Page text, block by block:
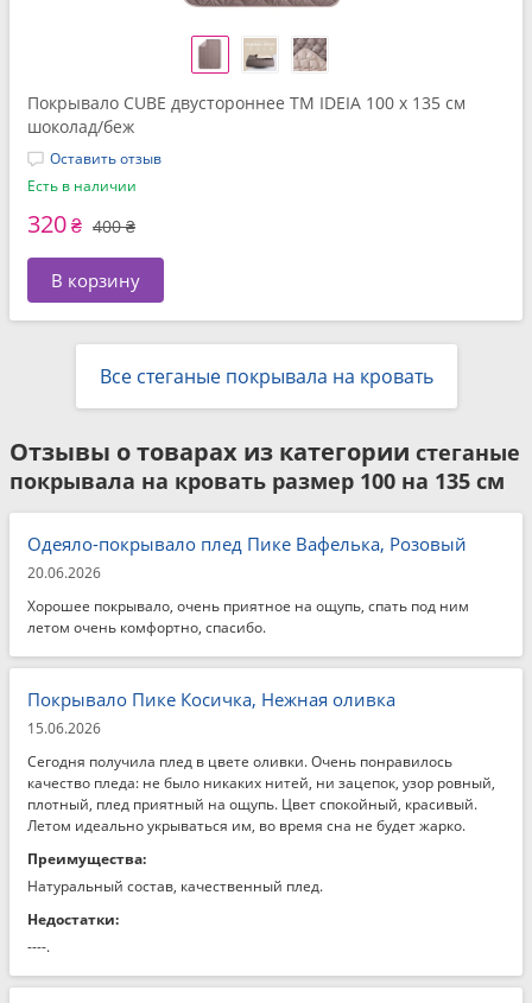
Покрывало CUBE двустороннее TM IDEIA 100 x 135 см
шоколад/беж
Оставить отзыв
Есть в наличии
320₴ 400 ₴
В корзину
Все стеганые покрывала на кровать
Отзывы о товарах из категории стеганые
покрывала на кровать размер 100 на 135 см
Одеяло-покрывало плед Пике Вафелька, Розовый
20.06.2026
Хорошее покрывало, очень приятное на ощупь, спать под ним
летом очень комфортно, спасибо.
Покрывало Пике Косичка, Нежная оливка
15.06.2026
Сегодня получила плед в цвете оливки. Очень понравилось
качество пледа: не было никаких нитей, ни зацепок, узор ровный,
плотный, плед приятный на ощупь. Цвет спокойный, красивый.
Летом идеально укрываться им, во время сна не будет жарко.
Преимущества:
Натуральный состав, качественный плед.
Недостатки:
----.